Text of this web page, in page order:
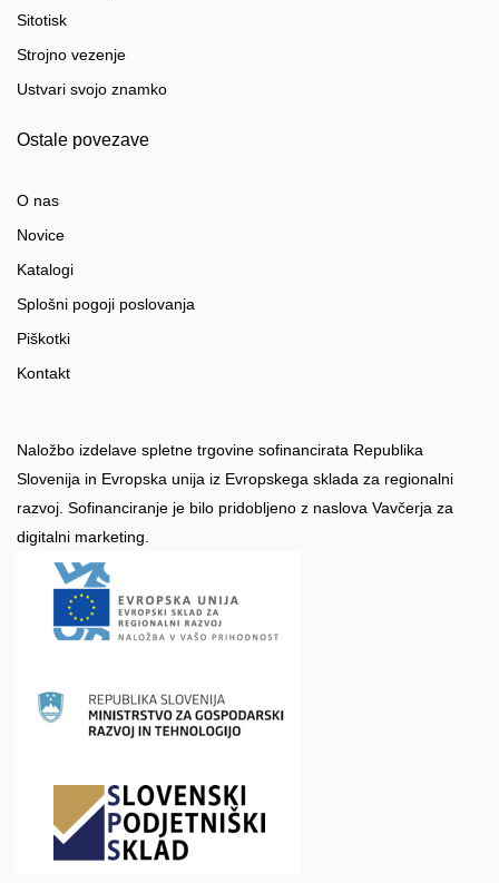
Sitotisk
Strojno vezenje
Ustvari svojo znamko
Ostale povezave
O nas
Novice
Katalogi
Splošni pogoji poslovanja
Piškotki
Kontakt
Naložbo izdelave spletne trgovine sofinancirata Republika
Slovenija in Evropska unija iz Evropskega sklada za regionalni
razvoj. Sofinanciranje je bilo pridobljeno z naslova Vavčerja za
digitalni marketing.